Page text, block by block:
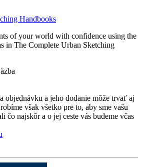
Handbooks
of your world with confidence using the
in The Complete Urban Sketching
objednávku a jeho dodanie môže trvať aj
však všetko pre to, aby sme vašu
čo najskôr a o jej ceste vás budeme včas